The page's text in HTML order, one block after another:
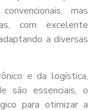
mas
com excelente
a diversas
e da logística,
são essenciais, o
para otimizar a